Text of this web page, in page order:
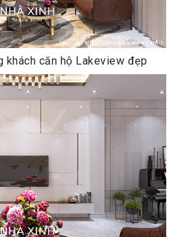
khách căn hộ Lakeview đẹp